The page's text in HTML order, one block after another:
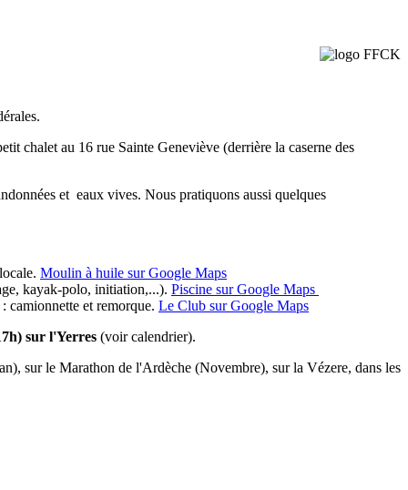
chalet au 16 rue Sainte Geneviève (derrière la caserne des
et eaux vives. Nous pratiquons aussi quelques
Moulin à huile sur Google Maps
kayak-polo, initiation,...). Piscine sur Google Maps
camionnette et remorque. Le Club sur Google Maps
sur l'Yerres (voir calendrier).
sur le Marathon de l'Ardèche (Novembre), sur la Vézere, dans les